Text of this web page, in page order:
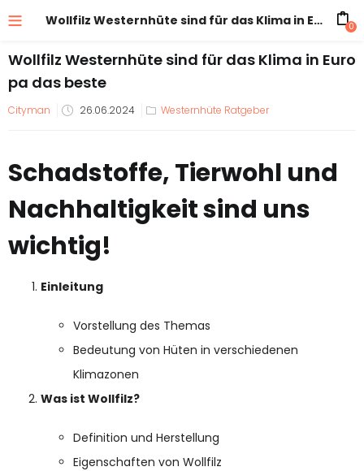
Wollfilz Westernhüte sind für das Klima in Europa das beste 0
Wollfilz Westernhüte sind für das Klima in Euro
pa das beste
Cityman
Veröffentlicht
26.06.2024 Westernhüte Ratgeber
Schadstoffe, Tierwohl und
Nachhaltigkeit sind uns
wichtig!
Einleitung
Vorstellung des Themas
Bedeutung von Hüten in verschiedenen
Klimazonen
Was ist Wollfilz?
Definition und Herstellung
Eigenschaften von Wollfilz